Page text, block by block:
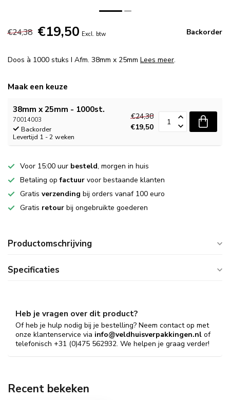
€24,38 €19,50 Excl. btw Backorder
Doos à 1000 stuks I Afm. 38mm x 25mm Lees meer.
Maak een keuze
38mm x 25mm - 1000st.
70014003
Backorder
Levertijd 1 - 2 weken
€24,38
€19,50
Voor 15:00 uur besteld, morgen in huis
Betaling opfactuur voor bestaande klanten
Gratis verzending bij orders vanaf 100 euro
Gratis retour bij ongebruikte goederen
Productomschrijving
Specificaties
Heb je vragen over dit product?
Of heb je hulp nodig bij je bestelling? Neem contact op met
onze klantenservice via info@veldhuisverpakkingen.nl of
telefonisch +31 (0)475 562932. We helpen je graag verder!
Recent bekeken